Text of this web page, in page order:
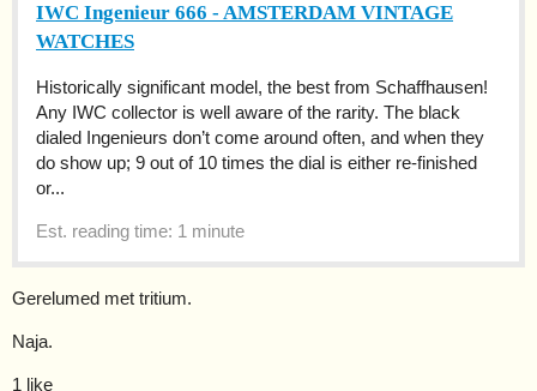
IWC Ingenieur 666 - AMSTERDAM VINTAGE
WATCHES
Historically significant model, the best from Schaffhausen!
Any IWC collector is well aware of the rarity. The black
dialed Ingenieurs don’t come around often, and when they
do show up; 9 out of 10 times the dial is either re-finished
or...
Est. reading time: 1 minute
Gerelumed met tritium.
Naja.
1 like